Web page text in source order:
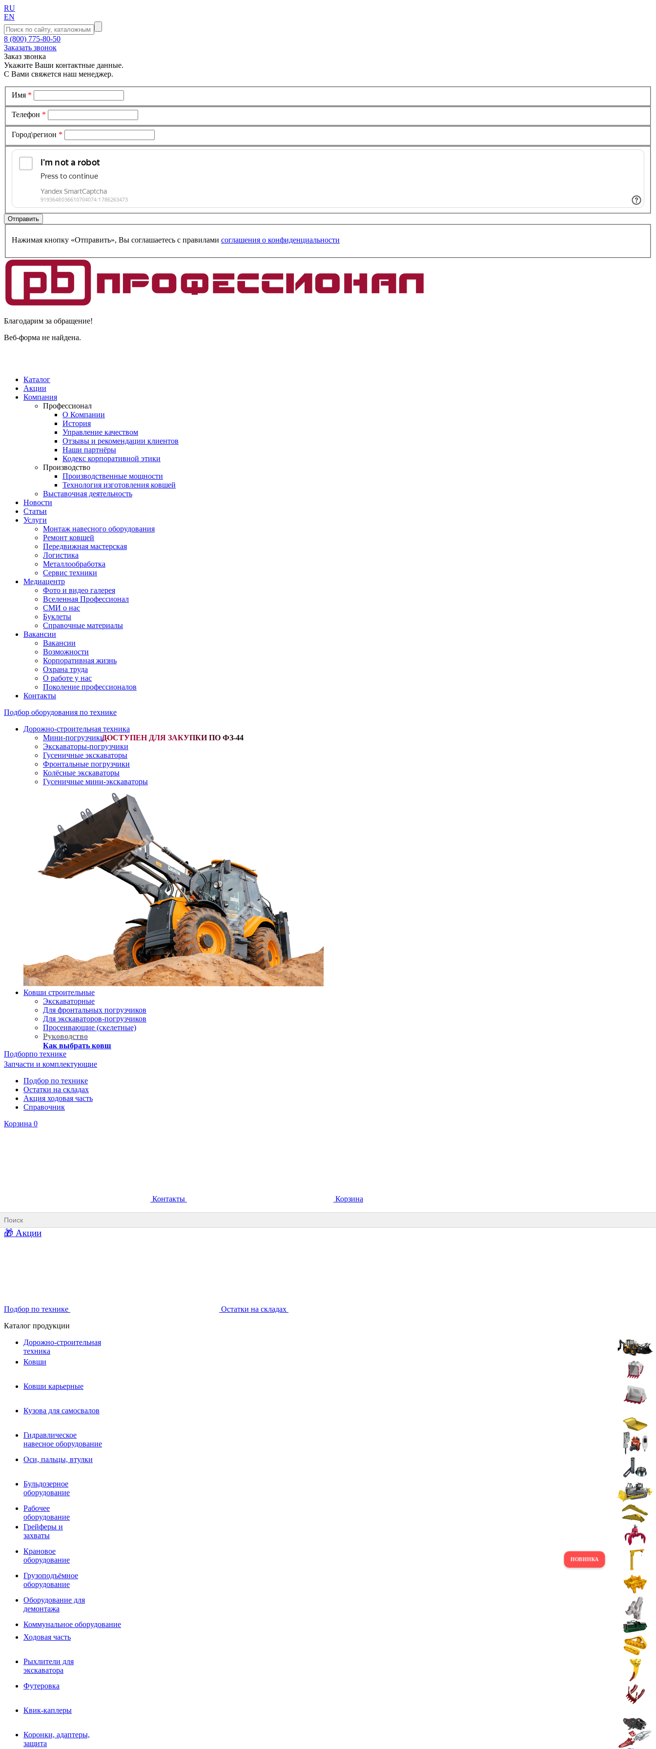
RU
EN
8 (800) 775-80-50
Заказать звонок
Заказ звонка
Укажите Ваши контактные данные.
С Вами свяжется наш менеджер.
Имя *
Телефон *
Город\регион *
Нажимая кнопку «Отправить», Вы соглашаетесь c правилами соглашения о конфиденциальности
Благодарим за обращение!
Веб-форма не найдена.
Каталог
Акции
Компания
Профессионал
О Компании
История
Управление качеством
Отзывы и рекомендации клиентов
Наши партнёры
Кодекс корпоративной этики
Производство
Производственные мощности
Технология изготовления ковшей
Выставочная деятельность
Новости
Статьи
Услуги
Монтаж навесного оборудования
Ремонт ковшей
Передвижная мастерская
Логистика
Металлообработка
Сервис техники
Медиацентр
Фото и видео галерея
Вселенная Профессионал
СМИ о нас
Буклеты
Справочные материалы
Вакансии
Вакансии
Возможности
Корпоративная жизнь
Охрана труда
О работе у нас
Поколение профессионалов
Контакты
Подбор оборудования по технике
Дорожно-строительная техника
Мини-погрузчики-
Экскаваторы-погрузчики
Гусеничные экскаваторы
Фронтальные погрузчики
Колёсные экскаваторы
Гусеничные мини-экскаваторы
Ковши строительные
Экскаваторные
Для фронтальных погрузчиков
Для экскаваторов-погрузчиков
Просеивающие (скелетные)
Руководство
Как выбрать ковш
Ковши для фронтальных погрузчиков
Гидравлическое навесное
оборудование
Гидробуры и шнеки
Вибротрамбовки
Навесные дорожные фрезы
Виброрипперы
Ковши дробильные щековые
Ковши дробильные роторные
Сортировочные ковши барабанные
Сортировочные ковши вальцовые
Фрезы роторные
Фрезы дисковые
Траншеекопатели
Просеивающие ковши для фронтальных погрузчиков
Распределители асфальта
Переходные плиты
Гидроразводка
РВД
Сваерезки
Как выбрать гидромолот
Подборпо технике
Запчасти и комплектующие
Подбор по технике
Остатки на складах
Акция ходовая часть
Справочник
Корзина 0
Контакты Корзина
🎁 Акции
Подбор по технике
Остатки на складах
Каталог продукции
Дорожно-строительная
техника
Ковши
Ковши карьерные
Кузова для самосвалов
Гидравлическое
навесное оборудование
Оси, пальцы, втулки
Бульдозерное
оборудование
Рабочее
оборудование
Грейферы и
захваты
Крановое
оборудование
Грузоподъёмное
оборудование
Оборудование для
демонтажа
Коммунальное оборудование
Ходовая часть
Рыхлители для
экскаватора
Футеровка
Квик-каплеры
Коронки, адаптеры,
защита